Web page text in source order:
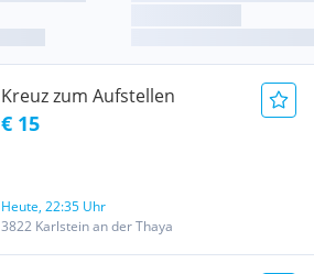
Kreuz zum Aufstellen
€ 15
Heute, 22:35 Uhr
3822 Karlstein an der Thaya